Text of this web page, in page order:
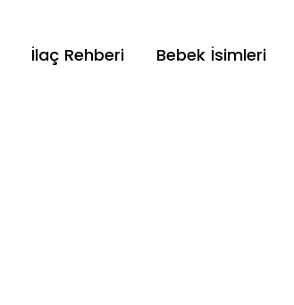
İlaç Rehberi Bebek İsimleri